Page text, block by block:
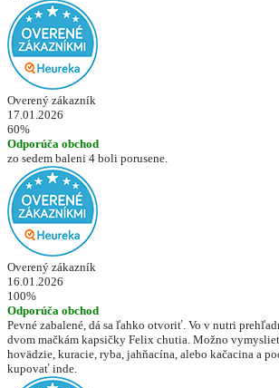
Overený zákazník
17.01.2026
60%
Odporúča obchod
zo sedem baleni 4 boli porusene.
Overený zákazník
16.01.2026
100%
Odporúča obchod
Pevné zabalené, dá sa ľahko otvoriť. Vo v nutri
dvom mačkám kapsičky Felix chutia. Možno
hovädzie, kuracie, ryba, jahňacína, alebo kačacina a
kupovať inde.